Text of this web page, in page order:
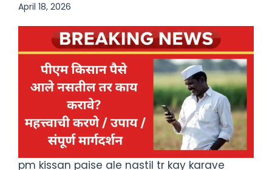
April 18, 2026
pm kissan paise ale nastil tr kay karave